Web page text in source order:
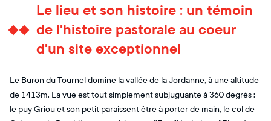
Le lieu et son histoire : un témoin
de l'histoire pastorale au coeur
d'un site exceptionnel
Le Buron du Tournel domine la vallée de la Jordanne, à une altitude
de 1413m. La vue est tout simplement subjuguante à 360 degrés :
le puy Griou et son petit paraissent être à porter de main, le col de